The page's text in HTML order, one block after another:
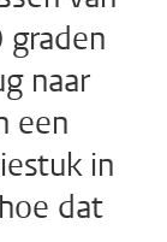
graden
naar
een
in
dat